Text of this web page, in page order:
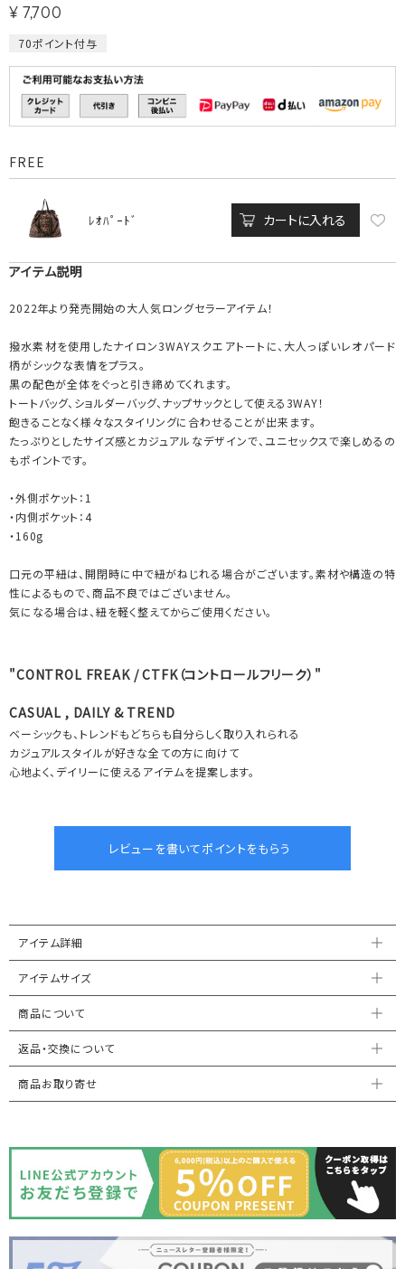
¥ 7,700
70ポイント付与
FREE
ﾚｵﾊﾟｰﾄﾞ カートに入れる
アイテム説明
2022年より発売開始の大人気ロングセラーアイテム！
撥水素材を使用したナイロン3WAYスクエアトートに、大人っぽいレオパード
柄がシックな表情をプラス。
黒の配色が全体をぐっと引き締めてくれます。
トートバッグ、ショルダーバッグ、ナップサックとして使える3WAY！
飽きることなく様々なスタイリングに合わせることが出来ます。
たっぷりとしたサイズ感とカジュアルなデザインで、ユニセックスで楽しめるの
もポイントです。
・外側ポケット：1
・内側ポケット：4
・160g
口元の平紐は、開閉時に中で紐がねじれる場合がございます。素材や構造の特
性によるもので、商品不良ではございません。
気になる場合は、紐を軽く整えてからご使用ください。
"CONTROL FREAK / CTFK（コントロールフリーク）"
CASUAL , DAILY & TREND
ベーシックも、トレンドもどちらも自分らしく取り入れられる
カジュアルスタイルが好きな全ての方に向けて
心地よく、デイリーに使えるアイテムを提案します。
アイテム詳細
アイテムサイズ
商品について
返品・交換について
商品お取り寄せ